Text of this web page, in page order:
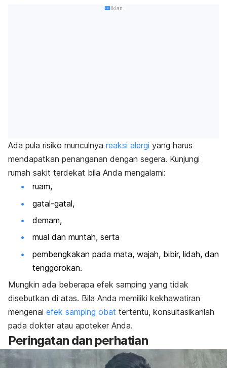
Iklan
Ada pula risiko munculnya reaksi alergi yang harus
mendapatkan penanganan dengan segera. Kunjungi
rumah sakit terdekat bila Anda mengalami:
ruam,
gatal-gatal,
demam,
mual dan muntah, serta
pembengkakan pada mata, wajah, bibir, lidah, dan
tenggorokan.
Mungkin ada beberapa efek samping yang tidak
disebutkan di atas. Bila Anda memiliki kekhawatiran
mengenai efek samping obat tertentu, konsultasikanlah
pada dokter atau apoteker Anda.
Peringatan dan perhatian